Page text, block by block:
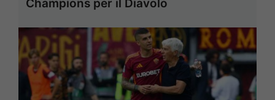
Champions per il Diavolo